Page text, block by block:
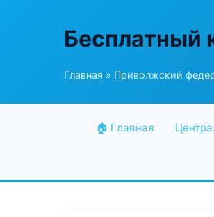
Бесплатный
Главная » Приволжский
🏠 Главная